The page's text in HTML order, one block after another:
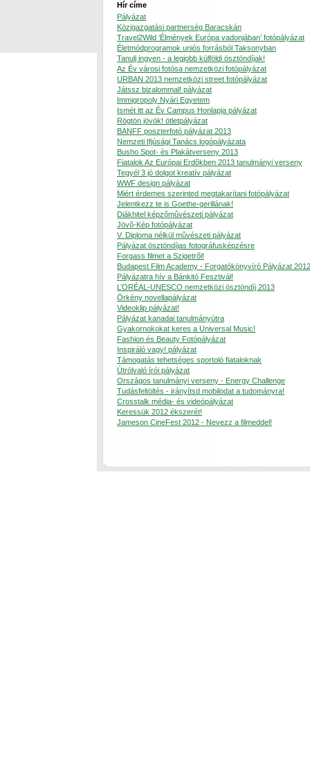
Hír címe
Pályázat
Közigazgatási partnerség Baracskán
Travel2Wild ‘Élmények Európa vadonjában’ fotópályázat
Életmódprogramok uniós forrásból Taksonyban
Tanulj ingyen - a legjobb külföldi ösztöndíjak!
Az Év városi fotósa nemzetközi fotópályázat
URBAN 2013 nemzetközi street fotópályázat
Játssz bizalommal! pályázat
Immigropoly Nyári Egyetem
Ismét itt az Év Campus Honlapja pályázat
Rögtön jövök! ötletpályázat
BANFF poszterfotó pályázat 2013
Nemzeti Ifjúsági Tanács logópályázata
Busho Spot- és Plakátverseny 2013
Fiatalok Az Európai Erdõkben 2013 tanulmányi verseny
Tegyél 3 jó dolgot kreatív pályázat
WWF design pályázat
Miért érdemes szerinted megtakarítani fotópályázat
Jelentkezz te is Goethe-gerillának!
Diákhitel képzõmûvészeti pályázat
Jövõ-Kép fotópályázat
V. Diploma nélkül mûvészeti pályázat
Pályázat ösztöndíjas fotográfusképzésre
Forgass filmet a Szigetrõl!
Budapest Film Academy - Forgatókönyvíró Pályázat 2012
Pályázatra hív a Bánkitó Fesztivál!
L’ORÉAL-UNESCO nemzetközi ösztöndíj 2013
Örkény novellapályázat
Videoklip pályázat!
Pályázat kanadai tanulmányútra
Gyakornokokat keres a Universal Music!
Fashion és Beauty Fotópályázat
Inspiráló vagy! pályázat
Támogatás tehetséges sportoló fiataloknak
Útrólvaló írói pályázat
Országos tanulmányi verseny - Energy Challenge
Tudásfeltöltés - irányítsd mobilodat a tudományra!
Crosstalk média- és videópályázat
Keressük 2012 ékszerét!
Jameson CineFest 2012 - Nevezz a filmeddel!